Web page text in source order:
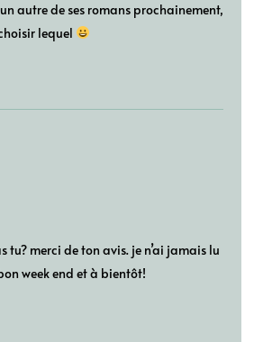
autre de ses romans prochainement,
lequel
tu? merci de ton avis. je n’ai jamais lu
week end et à bientôt!